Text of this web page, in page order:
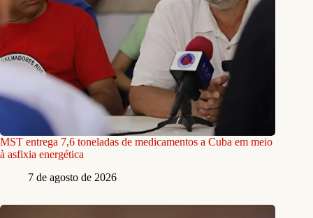
MST entrega 7,6 toneladas de medicamentos a Cuba em meio
à asfixia energética
7 de agosto de 2026